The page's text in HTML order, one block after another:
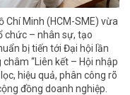
Chí Minh (HCM-SME) vừa
chức – nhân sự, tạo
bị tiến tới Đại hội lần
“Liên kết – Hội nhập
hiệu quả, phân công rõ
đồng doanh nghiệp.